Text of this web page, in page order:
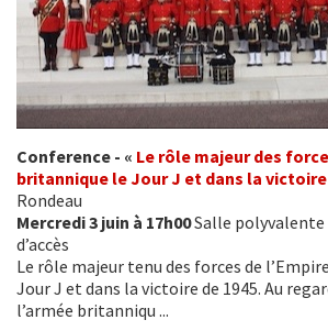
Conference - « Le rôle majeur des
britannique le Jour J et dans la victoire
Rondeau
Mercredi 3 juin à 17h00Salle
d’accès
Le rôle majeur tenu des forces de
Jour J et dans la victoire de 1945. Au
l’armée britanniqu ...